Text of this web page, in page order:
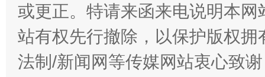
或更正。特请来函来电说明本
站有权先行撤除，以保护版权
法制/新闻网等传媒网站衷心致